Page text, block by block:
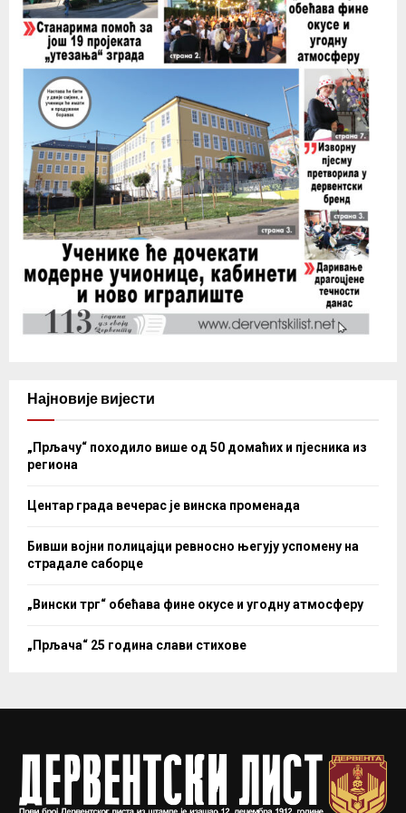
Најновије вијести
„Прљачу“ походило више од 50 домаћих и пјесника из
региона
Центар града вечерас је винска променада
Бивши војни полицајци ревносно његују успомену на
страдале саборце
„Вински трг“ обећава фине окусе и угодну атмосферу
„Прљача“ 25 година слави стихове